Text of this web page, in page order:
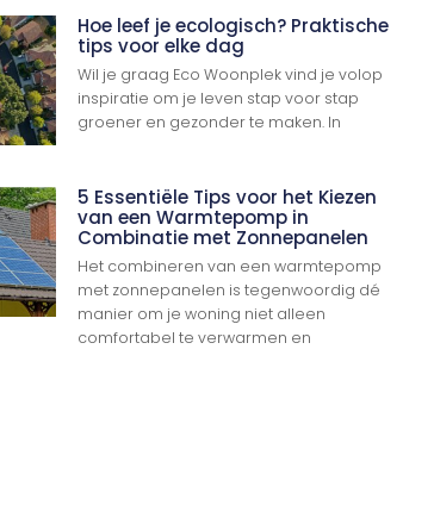
Ga Naar Boven
Hoe leef je ecologisch? Praktische
tips voor elke dag
Wil je graag Eco Woonplek vind je volop
inspiratie om je leven stap voor stap
groener en gezonder te maken. In
5 Essentiële Tips voor het Kiezen
van een Warmtepomp in
Combinatie met Zonnepanelen
Het combineren van een warmtepomp
met zonnepanelen is tegenwoordig dé
manier om je woning niet alleen
comfortabel te verwarmen en